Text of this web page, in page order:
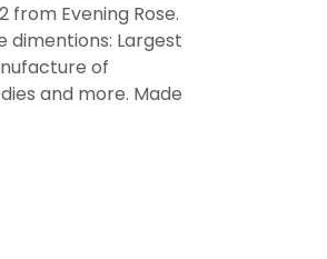
from Evening Rose.
dimentions: Largest
of
and more. Made